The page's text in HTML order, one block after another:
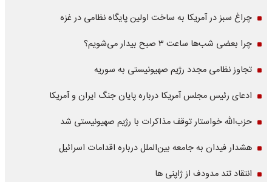
چراغ سبز در آمریکا به ساخت اولین پایگاه نظامی در غزه
چرا بعضی شب‌ها ساعت ۳ صبح بیدار می‌شویم؟
تجاوز نظامی مجدد رژیم صهیونیستی به سوریه
ادعای رئیس مجلس آمریکا درباره پایان جنگ ایران و آمریکا
حزب‌الله خواستار توقف مذاکرات با رژیم صهیونیستی شد
هشدار فیدان به جامعه بین‌الملل درباره اقدامات اسرائیل
انتقاد تند مدودف از ژاپنی ها